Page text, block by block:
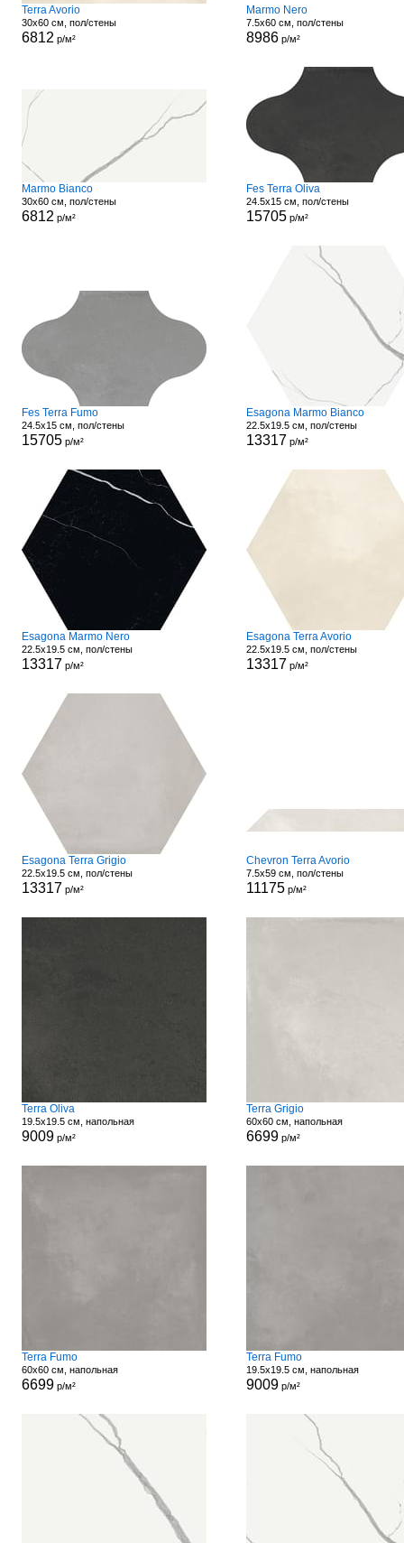
Terra Avorio
30x60 см, пол/стены
6812 р/м²
Marmo Nero
7.5x60 см, пол/стены
8986р/м²
Marmo Bianco
30x60 см, пол/стены
6812 р/м²
Fes Terra Oliva
24.5x15 см, пол/стены
15705р/м²
Fes Terra Fumo
24.5x15 см, пол/стены
15705р/м²
Esagona Marmo Bianco
22.5x19.5 см, пол/стены
13317 р/м²
Esagona Marmo Nero
22.5x19.5 см, пол/стены
13317 р/м²
Esagona Terra Avorio
22.5x19.5 см, пол/стены
13317 р/м²
Esagona Terra Grigio
22.5x19.5 см, пол/стены
13317 р/м²
Chevron Terra Avorio
7.5x59 см, пол/стены
11175р/м²
Terra Oliva
19.5x19.5 см, напольная
9009р/м²
Terra Grigio
60x60 см, напольная
6699р/м²
Terra Fumo
60x60 см, напольная
6699р/м²
Terra Fumo
19.5x19.5 см, напольная
9009р/м²